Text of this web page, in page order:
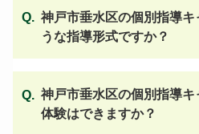
神戸市垂水区の個別指導キ
うな指導形式ですか？
神戸市垂水区の個別指導
体験はできますか？